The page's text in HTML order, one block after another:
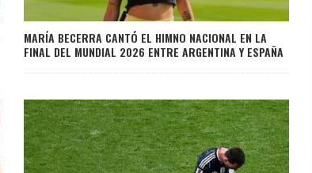
MARÍA BECERRA CANTÓ EL HIMNO NACIONAL EN LA
FINAL DEL MUNDIAL 2026 ENTRE ARGENTINA Y ESPAÑA